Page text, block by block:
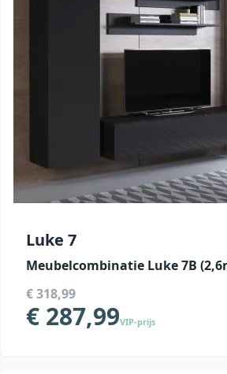
Luke 7
Meubelcombinatie Luke 7B
€ 318,99
€ 287,99VIP-prijs